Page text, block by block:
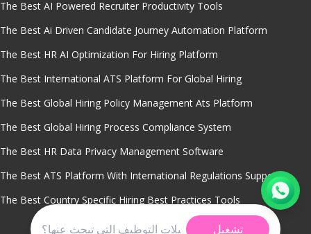
تشغيل
The Best AI Powered Recruiter Productivity Tools
The Best Ai Driven Candidate Journey Automation Platform
The Best HR AI Optimization For Hiring Platform
The Best International ATS Platform For Global Hiring
The Best Global Hiring Policy Management Ats Platform
The Best Global Hiring Process Compliance System
The Best HR Data Privacy Management Software
The Best ATS Platform With International Regulations Support
The Best Country Specific Hiring Best Practices Tools